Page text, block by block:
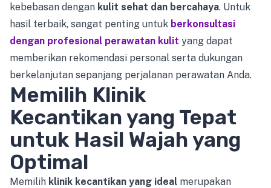
kebebasan dengan kulit sehat dan bercahaya. Untuk
hasil terbaik, sangat penting untuk berkonsultasi
dengan profesional perawatan kulit yang dapat
memberikan rekomendasi personal serta dukungan
berkelanjutan sepanjang perjalanan perawatan Anda.
Memilih Klinik
Kecantikan yang Tepat
untuk Hasil Wajah yang
Optimal
Memilih klinik kecantikan yang ideal merupakan